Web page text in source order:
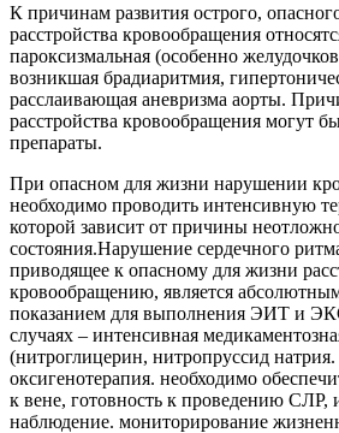
К причинам развития острого,
расстройства кровообращения
пароксизмальная (особенно
возникшая брадиаритмия,
расслаивающая аневризма аорты.
расстройства кровообращения могут
препараты.
При опасном для жизни нарушении
необходимо проводить интенсивную
которой зависит от причины
состояния.Нарушение сердечного
приводящее к опасному для жизни
кровообращению, является
показанием для выполнения ЭИТ и
случаях – интенсивная
(нитроглицерин, нитропруссид
оксигенотерапия. необходимо
к вене, готовность к проведению СЛР,
наблюдение. мониторирование